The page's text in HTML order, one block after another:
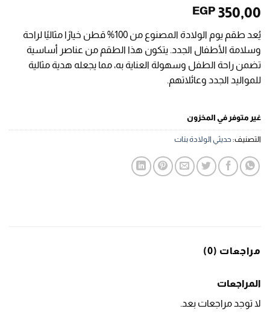
EGP 350,00
يُعد طقم يوم الولادة المصنوع من 100% قطن خيارًا مثاليًا لراحة
وسلامة الأطفال الجدد. يتكون هذا الطقم من عناصر أساسية
تضمن راحة الطفل وسهولة العناية به، مما يجعله هدية مثالية
للمواليد الجدد وعائلاتهم.
غير متوفر في المخزون
التصنيف: حديثي الولادة بنات
مراجعات (0)
المراجعات
لا توجد مراجعات بعد.